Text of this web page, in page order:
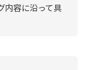
内容に沿って具